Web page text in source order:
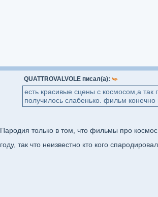
QUATTROVALVOLE писал(а):
есть красивые сцены с космосом,а
получилось слабенько. фильм
Пародия только в том, что фильмы про
году, так что неизвестно кто кого